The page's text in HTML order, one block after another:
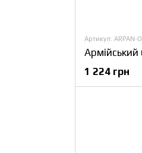
Артикул: ARPAN-O
1 224 грн